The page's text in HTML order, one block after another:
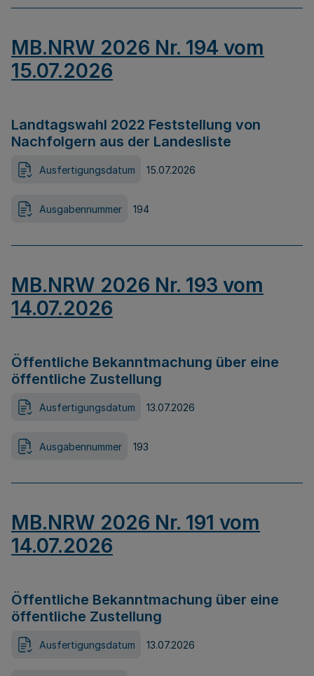
MB.NRW 2026 Nr. 194 vom
15.07.2026
Landtagswahl 2022 Feststellung von
Nachfolgern aus der Landesliste
Ausfertigungsdatum 15.07.2026
Ausgabennummer 194
MB.NRW 2026 Nr. 193 vom
14.07.2026
Öffentliche Bekanntmachung über eine
öffentliche Zustellung
Ausfertigungsdatum 13.07.2026
Ausgabennummer 193
MB.NRW 2026 Nr. 191 vom
14.07.2026
Öffentliche Bekanntmachung über eine
öffentliche Zustellung
Ausfertigungsdatum 13.07.2026